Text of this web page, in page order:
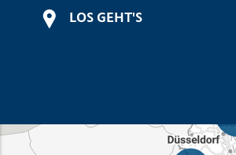
LOS GEHT'S